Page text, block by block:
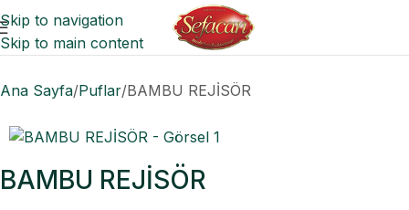
Skip to navigation
Skip to main content
Ana Sayfa Puflar BAMBU REJİSÖR
BAMBU REJİSÖR